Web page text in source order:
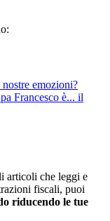
emozioni?
Francesco è... il
articoli che leggi e
fiscali, puoi
riducendo le tue